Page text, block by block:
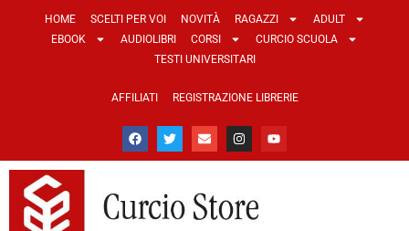
HOME SCELTI PER VOI NOVITÀ RAGAZZI
ADULT
EBOOK
AUDIOLIBRI CORSI
CURCIO SCUOLA
TESTI UNIVERSITARI
AFFILIATI REGISTRAZIONE LIBRERIE